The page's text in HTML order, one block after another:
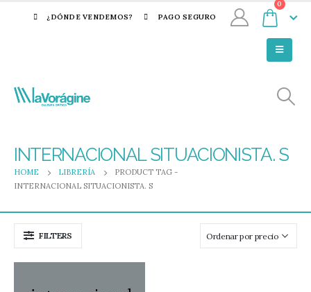
¿DÓNDE VENDEMOS? PAGO SEGURO
0
INTERNACIONAL SITUACIONISTA. S
HOME LIBRERÍA
PRODUCT TAG -
INTERNACIONAL SITUACIONISTA. S
FILTERS